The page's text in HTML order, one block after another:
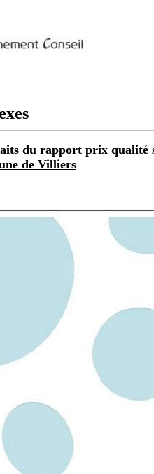
du rapport prix qualité
de Villiers